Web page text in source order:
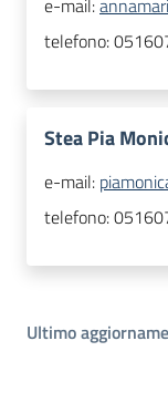
e-mail:
telefono:
Stea Pia
e-mail:
telefono:
Ultimo